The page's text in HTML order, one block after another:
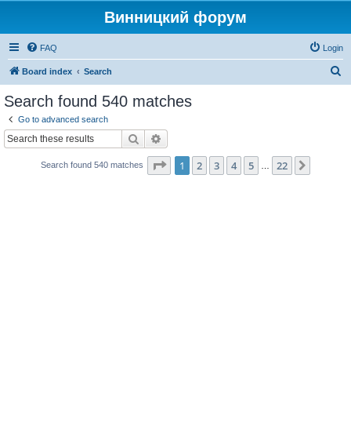
Винницкий форум
FAQ Login
Board index Search
Search found 540 matches
Go to advanced search
Search
Search found 540 matches Page 1of 22
1 2 3 4 5 22